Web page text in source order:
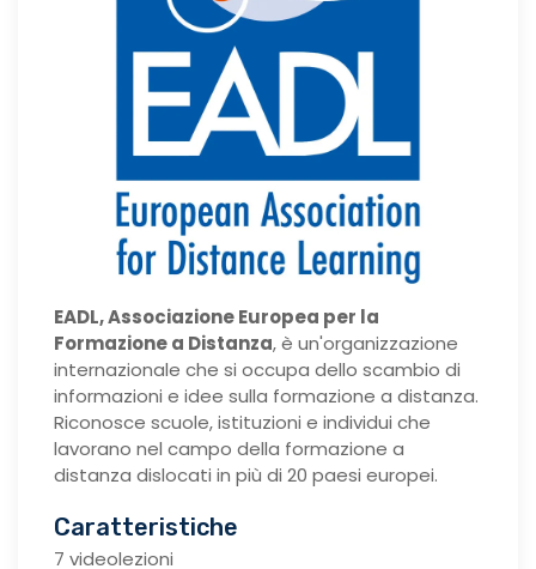
EADL, Associazione Europea per la
Formazione a Distanza, è un'organizzazione
internazionale che si occupa dello scambio di
informazioni e idee sulla formazione a distanza.
Riconosce scuole, istituzioni e individui che
lavorano nel campo della formazione a
distanza dislocati in più di 20 paesi europei.
Caratteristiche
7 videolezioni